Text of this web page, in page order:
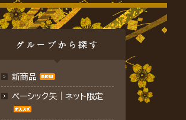
新商品
ベーシック矢｜ネット限定